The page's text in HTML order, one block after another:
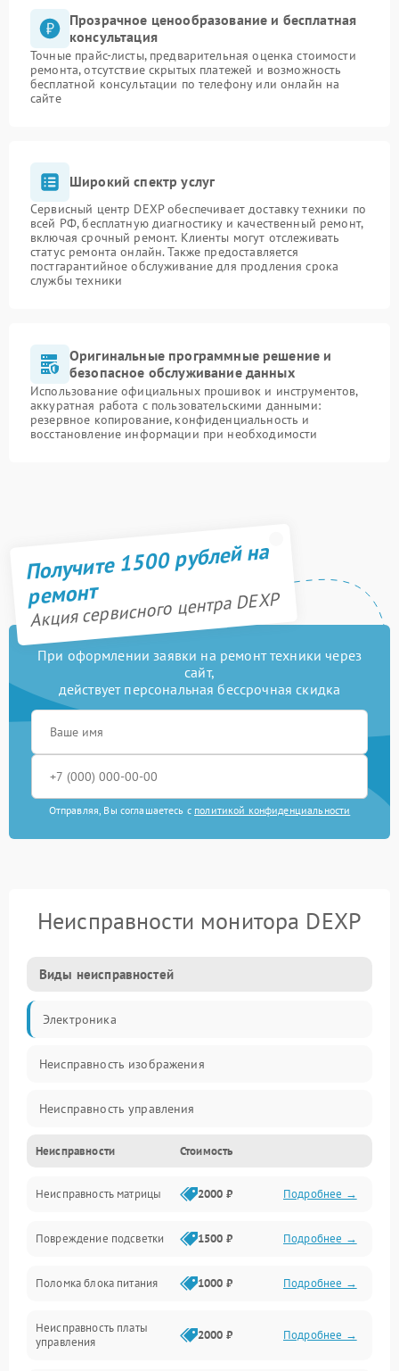
Прозрачное ценообразование и бесплатная
консультация
Точные прайс-листы, предварительная оценка стоимости
ремонта, отсутствие скрытых платежей и возможность
бесплатной консультации по телефону или онлайн на
сайте
Широкий спектр услуг
Сервисный центр DEXP обеспечивает доставку техники по
всей РФ, бесплатную диагностику и качественный ремонт,
включая срочный ремонт. Клиенты могут отслеживать
статус ремонта онлайн. Также предоставляется
постгарантийное обслуживание для продления срока
службы техники
Оригинальные программные решение и
безопасное обслуживание данных
Использование официальных прошивок и инструментов,
аккуратная работа с пользовательскими данными:
резервное копирование, конфиденциальность и
восстановление информации при необходимости
Получите 1500 рублей на
ремонт
Акция сервисного центра DEXP
При оформлении заявки на ремонт техники через
сайт,
действует персональная бессрочная скидка
Отправляя, Вы соглашаетесь с политикой конфиденциальности
Неисправности монитора DEXP
Виды неисправностей
Электроника
Неисправность изображения
Неисправность управления
Неисправность интерфейсов
Прочие неисправности
Неисправность звука
Механические повреждения
Неисправности Стоимость
Неисправность матрицы 2000 ₽ Подробнее →
Повреждение подсветки 1500 ₽ Подробнее →
Поломка блока питания 1000 ₽ Подробнее →
Неисправность платы
управления
2000 ₽ Подробнее →